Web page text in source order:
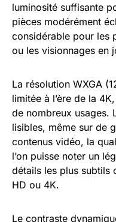
luminosité suffisante
pièces modérément
considérable pour les
ou les visionnages en
La résolution WXGA
limitée à l’ère de la
de nombreux usages.
lisibles, même sur de
contenus vidéo, la
l’on puisse noter un
détails les plus subtils
HD ou 4K.
Le contraste